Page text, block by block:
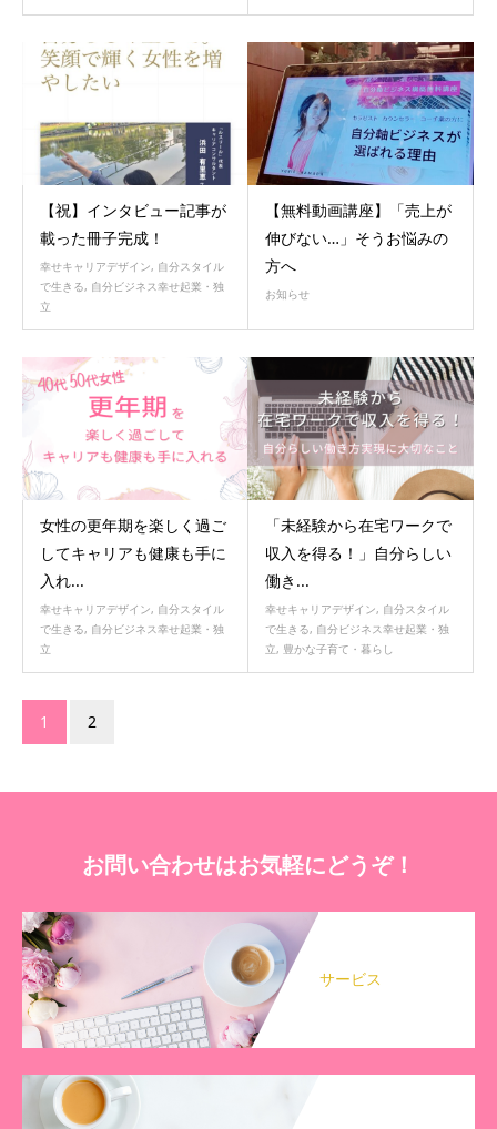
【祝】インタビュー記事が
載った冊子完成！
幸せキャリアデザイン, 自分スタイル
で生きる, 自分ビジネス幸せ起業・独
立
【無料動画講座】「売上が
伸びない…」そうお悩みの
方へ
お知らせ
女性の更年期を楽しく過ご
してキャリアも健康も手に
入れ...
幸せキャリアデザイン, 自分スタイル
で生きる, 自分ビジネス幸せ起業・独
立
「未経験から在宅ワークで
収入を得る！」自分らしい
働き...
幸せキャリアデザイン, 自分スタイル
で生きる, 自分ビジネス幸せ起業・独
立, 豊かな子育て・暮らし
1 2
お問い合わせはお気軽にどうぞ！
サービス